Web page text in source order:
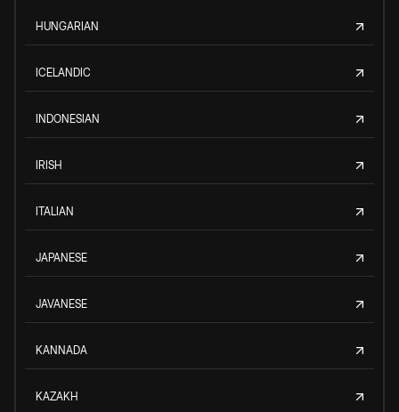
HUNGARIAN
ICELANDIC
INDONESIAN
IRISH
ITALIAN
JAPANESE
JAVANESE
KANNADA
KAZAKH